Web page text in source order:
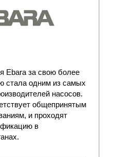
Ebara за свою более
стала одним из самых
насосов.
общепринятым
и проходят
в